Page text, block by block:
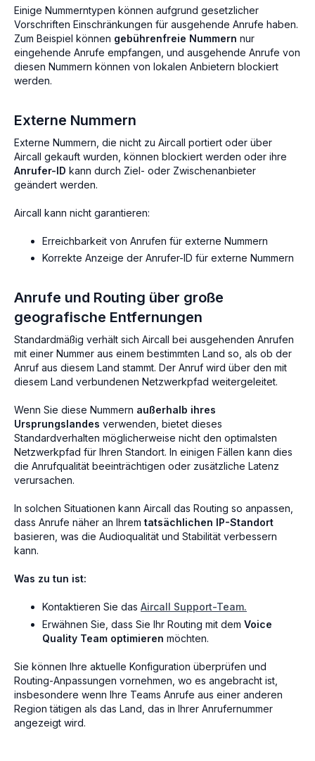
Einige Nummerntypen können aufgrund gesetzlicher
Vorschriften Einschränkungen für ausgehende Anrufe haben.
Zum Beispiel können gebührenfreie Nummern nur
eingehende Anrufe empfangen, und ausgehende Anrufe von
diesen Nummern können von lokalen Anbietern blockiert
werden.
Externe Nummern
Externe Nummern, die nicht zu Aircall portiert oder über
Aircall gekauft wurden, können blockiert werden oder ihre
Anrufer-ID kann durch Ziel- oder Zwischenanbieter
geändert werden.
Aircall kann nicht garantieren:
Erreichbarkeit von Anrufen für externe Nummern
Korrekte Anzeige der Anrufer-ID für externe Nummern
Anrufe und Routing über große
geografische Entfernungen
Standardmäßig verhält sich Aircall bei ausgehenden Anrufen
mit einer Nummer aus einem bestimmten Land so, als ob der
Anruf aus diesem Land stammt. Der Anruf wird über den mit
diesem Land verbundenen Netzwerkpfad weitergeleitet.
Wenn Sie diese Nummern außerhalb ihres
Ursprungslandes verwenden, bietet dieses
Standardverhalten möglicherweise nicht den optimalsten
Netzwerkpfad für Ihren Standort. In einigen Fällen kann dies
die Anrufqualität beeinträchtigen oder zusätzliche Latenz
verursachen.
In solchen Situationen kann Aircall das Routing so anpassen,
dass Anrufe näher an Ihrem tatsächlichen IP-Standort
basieren, was die Audioqualität und Stabilität verbessern
kann.
Was zu tun ist:
Kontaktieren Sie das Aircall Support-Team.
Erwähnen Sie, dass Sie Ihr Routing mit dem Voice
Quality Team optimieren möchten.
Sie können Ihre aktuelle Konfiguration überprüfen und
Routing-Anpassungen vornehmen, wo es angebracht ist,
insbesondere wenn Ihre Teams Anrufe aus einer anderen
Region tätigen als das Land, das in Ihrer Anrufernummer
angezeigt wird.